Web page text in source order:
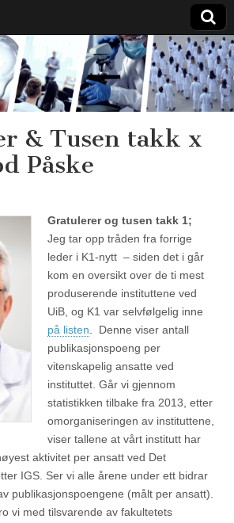
& Tusen takk x
Påske
Gratulerer og tusen takk 1;
Jeg tar opp tråden fra forrige
leder i K1-nytt – siden det i går
kom en oversikt over de ti mest
produserende instituttene ved
UiB, og K1 var selvfølgelig inne
på listen. Denne viser antall
publikasjonspoeng per
vitenskapelig ansatte ved
instituttet. Går vi gjennom
statistikken tilbake fra 2013, etter
omorganiseringen av instituttene,
viser tallene at vårt institutt har
aktivitet per ansatt ved Det
IGS. Ser vi alle årene under ett bidrar
publikasjonspoengene (målt per ansatt).
vi med tilsvarende av fakultetets